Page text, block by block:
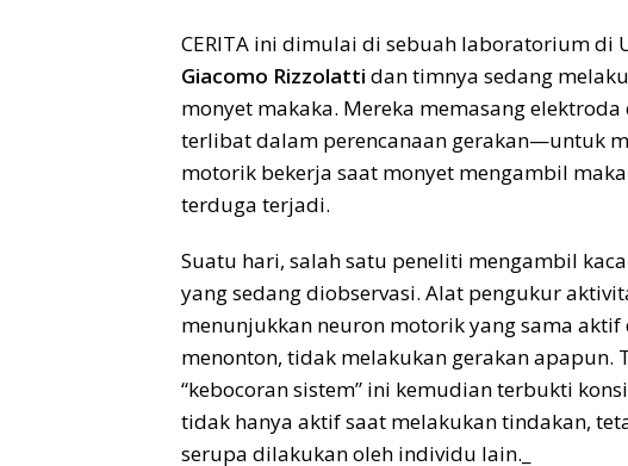
CERITA ini dimulai di sebuah laboratorium di
Giacomo Rizzolatti dan timnya sedang
monyet makaka. Mereka memasang
terlibat dalam perencanaan gerakan—untuk
motorik bekerja saat monyet mengambil
terduga terjadi.
Suatu hari, salah satu peneliti mengambil
yang sedang diobservasi. Alat pengukur
menunjukkan neuron motorik yang sama
menonton, tidak melakukan gerakan apapun.
“kebocoran sistem” ini kemudian terbukti
tidak hanya aktif saat melakukan tindakan,
serupa dilakukan oleh individu lain._